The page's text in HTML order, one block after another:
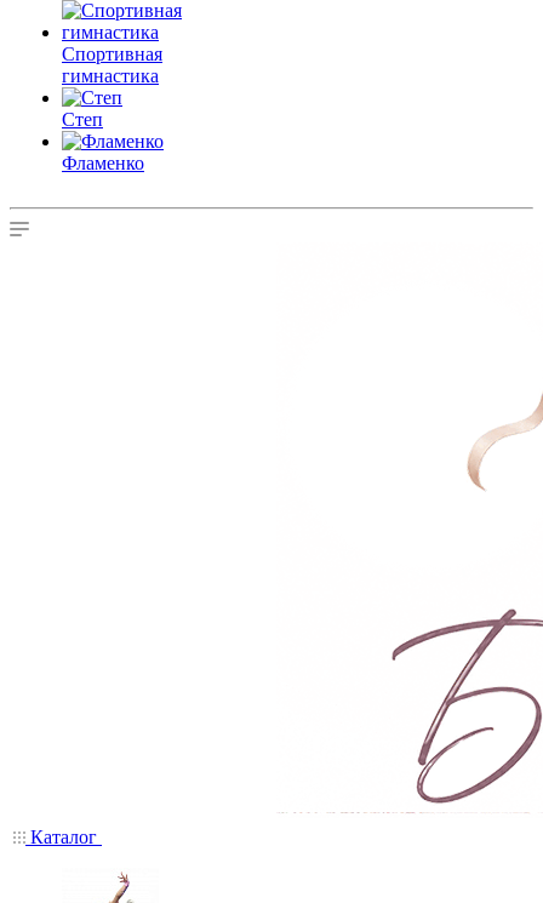
Спортивная
гимнастика
Степ
Фламенко
Каталог